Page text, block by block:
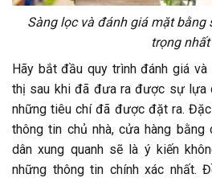
Sàng lọc và đánh giá mặt bằng
trọng nhất
Hãy bắt đầu quy trình đánh giá
thị sau khi đã đưa ra được sự lựa
những tiêu chí đã được đặt ra.
thông tin chủ nhà, cửa hàng
dân xung quanh sẽ là ý kiến
những thông tin chính xác nhất.